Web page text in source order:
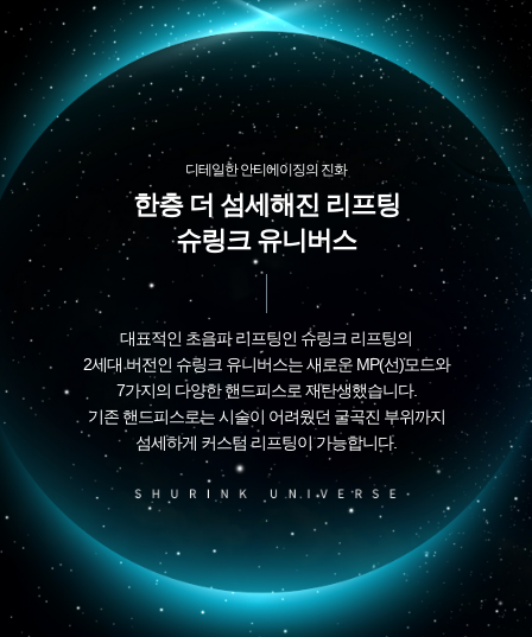
디테일한 안티에이징의 진화
한층 더 섬세해진 리프팅
슈링크 유니버스
대표적인 초음파 리프팅인 슈링크 리프팅의
2세대 버전인 슈링크 유니버스는 새로운 MP(선)모드와
7가지의 다양한 핸드피스로 재탄생했습니다.
기존 핸드피스로는 시술이 어려웠던 굴곡진 부위까지
섬세하게 커스텀 리프팅이 가능합니다.